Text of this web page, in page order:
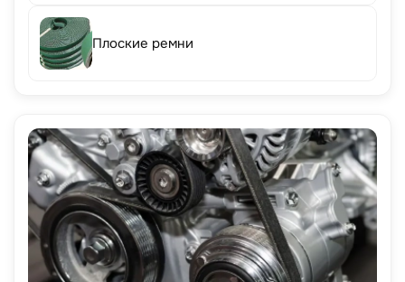
Плоские ремни